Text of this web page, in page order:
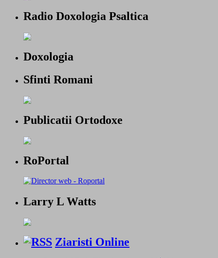
Radio Doxologia Psaltica
Doxologia
Sfinti Romani
Publicatii Ortodoxe
RoPortal
Larry L Watts
Ziaristi Online